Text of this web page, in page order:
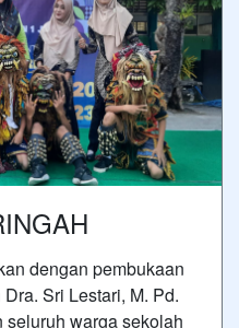
dengan pembukaan
Sri Lestari, M. Pd.
warga sekolah